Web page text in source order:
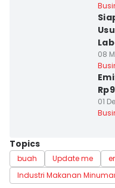
08
01
Topics
buah Update me
Industri Makanan